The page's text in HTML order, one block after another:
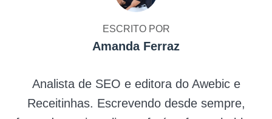
ESCRITO POR
Amanda Ferraz
Analista de SEO e editora do Awebic e
Receitinhas. Escrevendo desde sempre,